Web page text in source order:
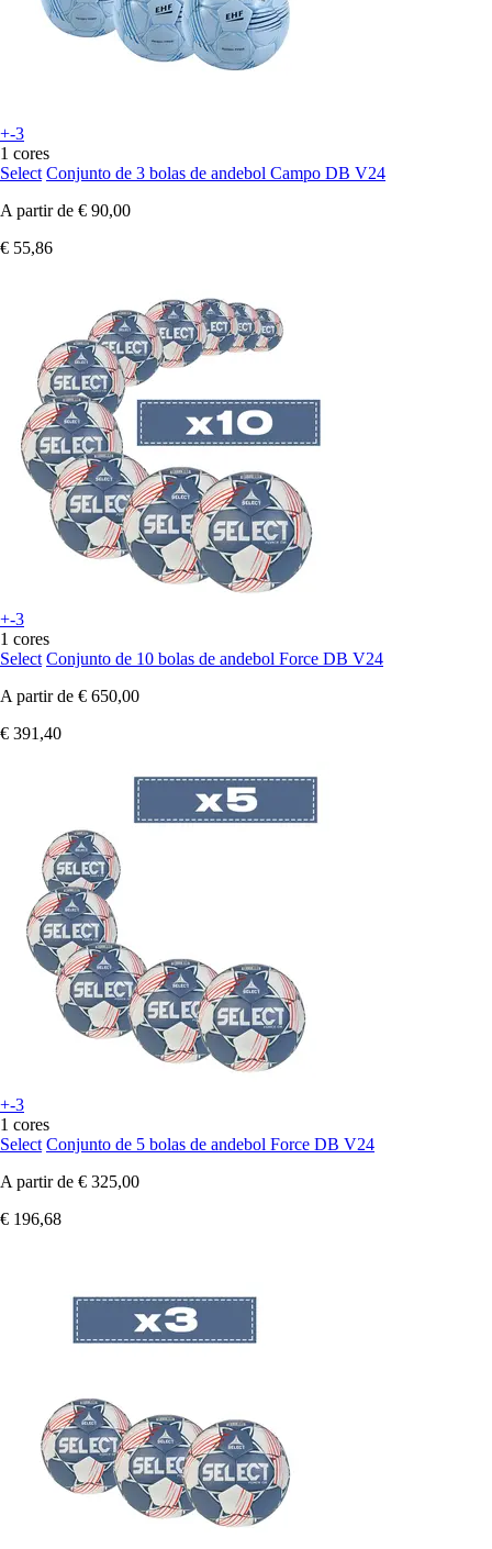
+-3
1 cores
Select Conjunto de 3 bolas de andebol Campo DB V24
A partir de € 90,00
€ 55,86
+-3
1 cores
Select Conjunto de 10 bolas de andebol Force DB V24
A partir de € 650,00
€ 391,40
+-3
1 cores
Select Conjunto de 5 bolas de andebol Force DB V24
A partir de € 325,00
€ 196,68